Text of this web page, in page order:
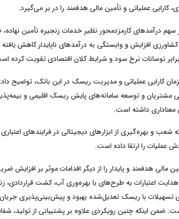
عملیاتی و تأمین مالی هدفمند را در بر می‌گیرد.
سهم درآمدهای کارمزدمحور نظیر خدمات زنجیره تأمین
افزایش و وابستگی به درآمدهای ناپایدار کاهش
برابر نوسانات نرخ سود و شرایط کلان اقتصادی تقویت کرده
کارایی عملیاتی و مدیریت ریسک در این بانک، توضیح داد:
مشتریان و توسعه سامانه‌های پایش ریسک اقلیمی و
داشته است.
شعب و بهره‌گیری از ابزارهای دیجیتالی در فرایندهای
عملیات را ارتقا داده است.
مالی هدفمند و پایدار را از دیگر اقدامات موثر بر افزایش
هدایت اعتبارات به طرح‌های با بهره‌وری آب، کشت قراردادی،
تسهیلات با ریسک تعدیل‌شده بهبود و پیش‌بینی‌پذیری
ضمن اینکه چنین رویکردی علاوه بر پشتیبانی از تولید،